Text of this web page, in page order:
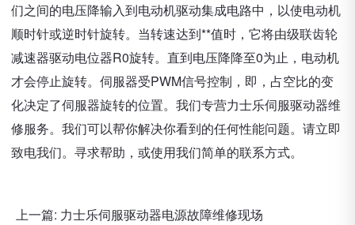
们之间的电压降输入到电动机驱动集成电路中，以使电动机
顺时针或逆时针旋转。当转速达到**值时，它将由级联齿轮
减速器驱动电位器R0旋转。直到电压降降至0为止，电动机
才会停止旋转。伺服器受PWM信号控制，即，占空比的变
化决定了伺服器旋转的位置。我们专营力士乐伺服驱动器维
修服务。我们可以帮你解决你看到的任何性能问题。请立即
致电我们。寻求帮助，或使用我们简单的联系方式。
上一篇: 力士乐伺服驱动器电源故障维修现场